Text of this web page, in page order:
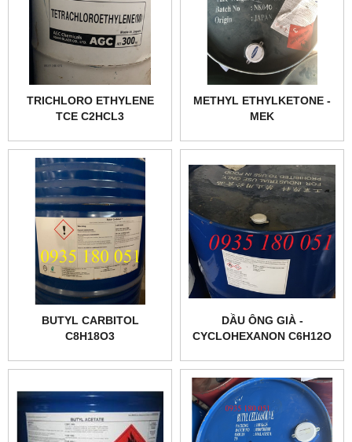
TRICHLORO ETHYLENE
TCE C2HCL3
METHYL ETHYLKETONE -
MEK
BUTYL CARBITOL
C8H18O3
DẦU ÔNG GIÀ -
CYCLOHEXANON C6H12O